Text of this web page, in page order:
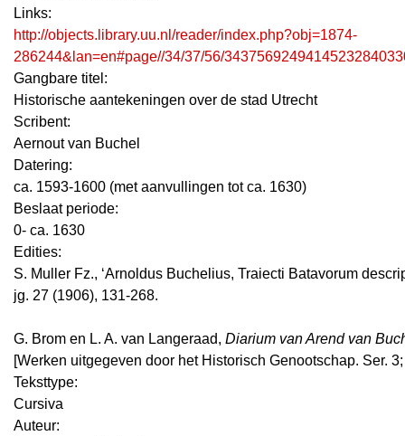
Links:
http://objects.library.uu.nl/reader/index.php?obj=1874-
286244&lan=en#page//34/37/56/
Gangbare titel:
Historische aantekeningen over de stad Utrecht
Scribent:
Aernout van Buchel
Datering:
ca. 1593-1600 (met aanvullingen tot ca. 1630)
Beslaat periode:
0- ca. 1630
Edities:
S. Muller Fz., ‘Arnoldus Buchelius, Traiecti Batavorum
jg. 27 (1906), 131-268.
G. Brom en L. A. van Langeraad, Diarium van Arend van
[Werken uitgegeven door het Historisch Genootschap. Ser. 3;
Teksttype:
Cursiva
Auteur: